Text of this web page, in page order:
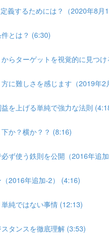
義するためには？（2020年8月
とは？ (6:30)
らターゲットを視覚的に見つ
に難しさを感じます（2019年2
を上げる単純で強力な法則
か？横か？？ (8:16)
ず使う鉄則を公開（2016年追
2016年追加-2） (4:16)
純ではない事情 (12:13)
タンスを徹底理解 (3:53)